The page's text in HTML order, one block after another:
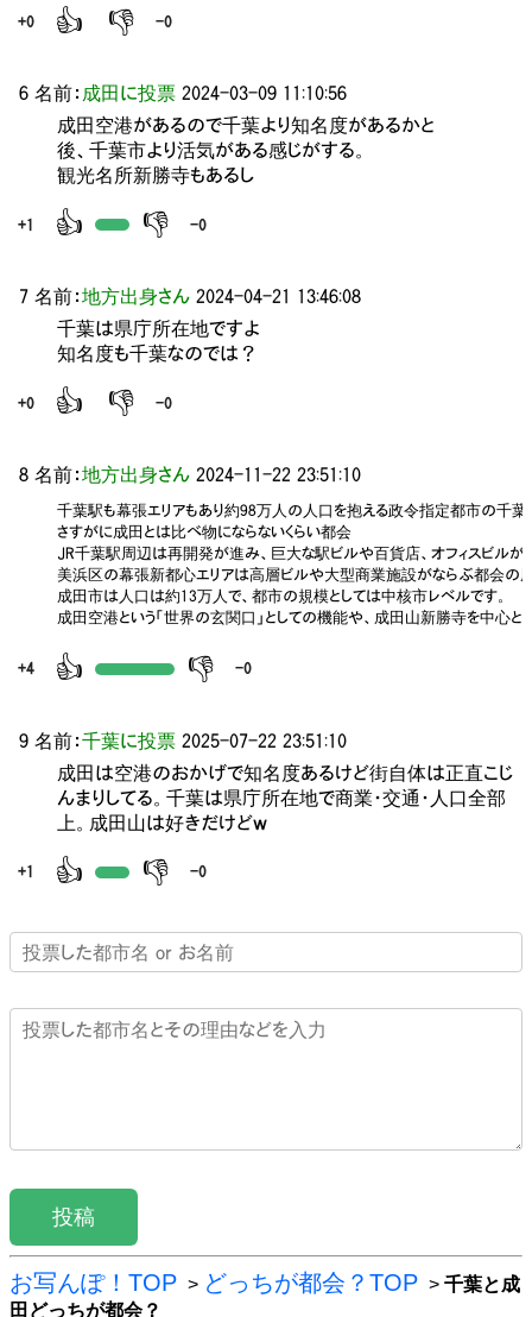
+0 👍 👎 -0
6 名前： 成田に投票 2024-03-09 11:10:56
成田空港があるので千葉より知名度があるかと
後、千葉市より活気がある感じがする。
観光名所新勝寺もあるし
+1 👍 👎 -0
7 名前：地方出身さん 2024-04-21 13:46:08
千葉は県庁所在地ですよ
知名度も千葉なのでは？
+0 👍 👎 -0
8 名前：地方出身さん 2024-11-22 23:51:10
千葉駅も幕張エリアもあり約98万人の人口を抱える政令指定都市の千葉
さすがに成田とは比べ物にならないくらい都会
JR千葉駅周辺は再開発が進み、巨大な駅ビルや百貨店、オフィスビル
美浜区の幕張新都心エリアは高層ビルや大型商業施設がならぶ都会の
成田市は人口は約13万人で、都市の規模としては中核市レベルです。
+4 👍 👎 -0
9 名前：千葉に投票 2025-07-22 23:51:10
成田は空港のおかげで知名度あるけど街自体は正直こじ
んまりしてる。千葉は県庁所在地で商業・交通・人口全部
上。成田山は好きだけどｗ
+1 👍 👎 -0
投稿
お写んぽ！TOP > どっちが都会？TOP > 千葉と成
田どっちが都会？